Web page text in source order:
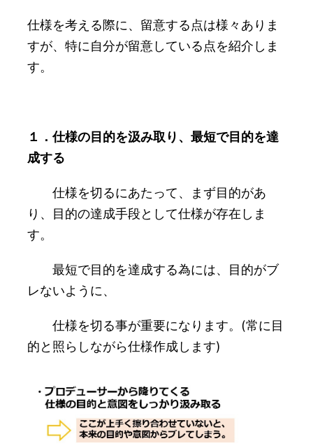
仕様を考える際に、留意する点は様々ありま
すが、特に自分が留意している点を紹介しま
す。
１．仕様の目的を汲み取り、最短で目的を達
成する
仕様を切るにあたって、まず目的があ
り、目的の達成手段として仕様が存在しま
す。
最短で目的を達成する為には、目的がブ
レないように、
仕様を切る事が重要になります。(常に目
的と照らしながら仕様作成します)